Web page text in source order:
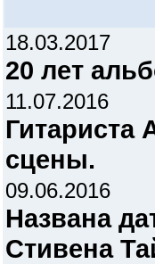
18.03.2017
20 лет
11.07.2016
Гитариста
сцены.
09.06.2016
Названа
Стивена